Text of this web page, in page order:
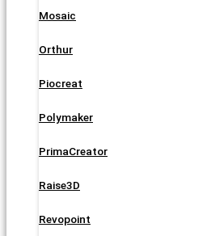
Mosaic
Orthur
Piocreat
Polymaker
PrimaCreator
Raise3D
Revopoint